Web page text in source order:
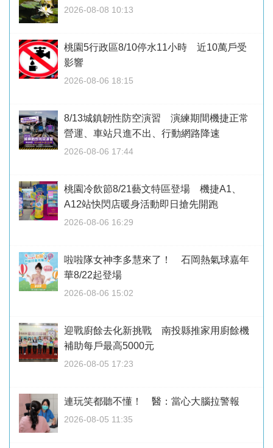
2026-08-08 10:13
桃園5行政區8/10停水11小時 近10萬戶受
影響
2026-08-06 18:15
8/13城鎮韌性防空演習 演練期間機捷正常
營運、車站只進不出、行動網路降速
2026-08-06 17:44
桃園冷飲節8/21藝文特區登場 機捷A1、
A12站快閃店暖身活動即日搶先開跑
2026-08-06 16:29
啦啦隊女神李多慧來了！ 石岡熱氣球嘉年
華8/22起登場
2026-08-06 15:02
迎戰廚餘去化新挑戰 南投縣推家用廚餘機
補助每戶最高5000元
2026-08-05 17:23
連玩笑都聽不懂！ 醫：當心大腦拉警報
2026-08-05 11:35